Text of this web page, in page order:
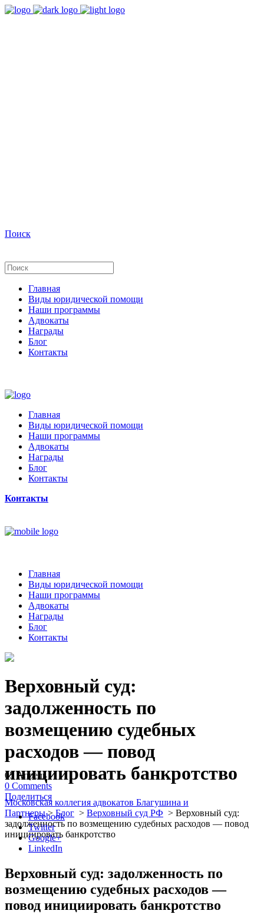
Поиск
Главная
Виды юридической помощи
Наши программы
Адвокаты
Награды
Блог
Контакты
Главная
Виды юридической помощи
Наши программы
Адвокаты
Награды
Блог
Контакты
Контакты
Главная
Виды юридической помощи
Наши программы
Адвокаты
Награды
Блог
Контакты
Верховный суд:
задолженность по
возмещению судебных
расходов — повод
инициировать банкротство
Московская коллегия адвокатов Благушина и
Партнеры>Блог > Верховный суд РФ > Верховный суд:
задолженность по возмещению судебных расходов — повод
инициировать банкротство
05 Апрель
0 Comments
Поделиться
Facebook
Twitter
Google+
LinkedIn
Верховный суд: задолженность по
возмещению судебных расходов —
повод инициировать банкротство